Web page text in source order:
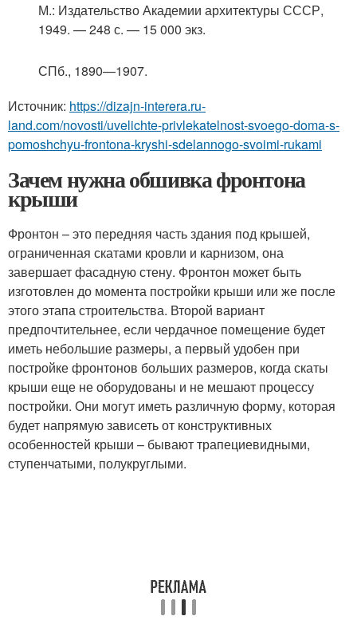
М.: Издательство Академии архитектуры СССР,
1949. — 248 с. — 15 000 экз.
СПб., 1890—1907.
Источник: https://dizajn-interera.ru-
land.com/novosti/uvelichte-privlekatelnost-svoego-doma-s-
pomoshchyu-frontona-kryshi-sdelannogo-svoimi-rukami
Зачем нужна обшивка фронтона
крыши
Фронтон – это передняя часть здания под крышей,
ограниченная скатами кровли и карнизом, она
завершает фасадную стену. Фронтон может быть
изготовлен до момента постройки крыши или же после
этого этапа строительства. Второй вариант
предпочтительнее, если чердачное помещение будет
иметь небольшие размеры, а первый удобен при
постройке фронтонов больших размеров, когда скаты
крыши еще не оборудованы и не мешают процессу
постройки. Они могут иметь различную форму, которая
будет напрямую зависеть от конструктивных
особенностей крыши – бывают трапециевидными,
ступенчатыми, полукруглыми.